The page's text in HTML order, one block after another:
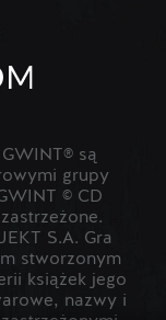
są
grupy
© CD
S.A. Gra
stworzonym
książek jego
nazwy i